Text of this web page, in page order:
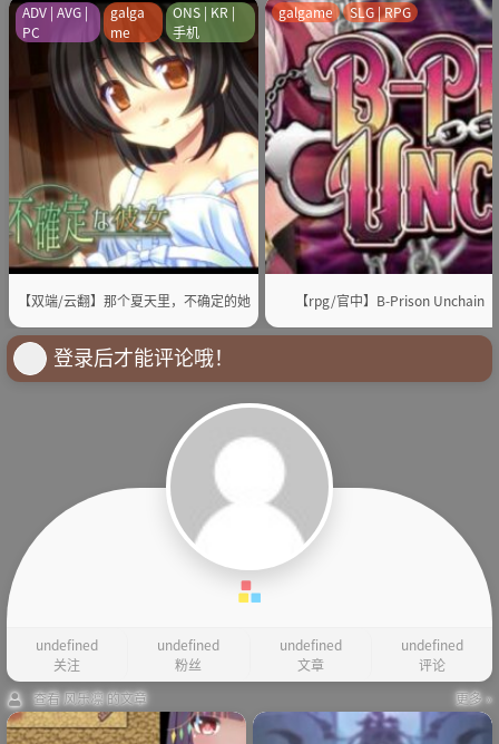
【双端/云翻】那个夏天里，不确定的她
ADV | AVG |
PC
galga
me
ONS | KR |
手机
【rpg/官中】B-Prison Unchain
galgame SLG | RPG
登录后才能评论哦！
undefined
关注
undefined
粉丝
undefined
文章
undefined
评论
查看 风乐凛 的文章
更多 »